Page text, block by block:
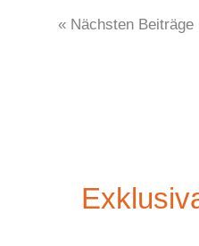
« Nächsten Beiträge